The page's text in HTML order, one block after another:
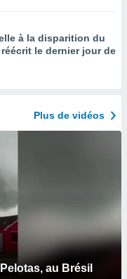
à la disparition du
le dernier jour de
Plus de vidéos
au Brésil